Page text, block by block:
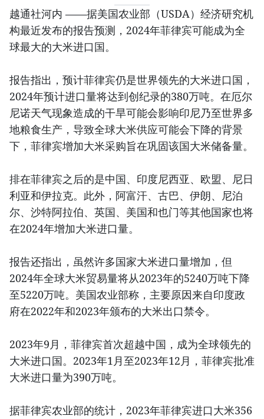
越通社河内 ——据美国农业部（USDA）经济研究机
构最近发布的报告预测，2024年菲律宾可能成为全
球最大的大米进口国。
报告指出，预计菲律宾仍是世界领先的大米进口国，
2024年预计进口量将达到创纪录的380万吨。在厄尔
尼诺天气现象造成的干旱可能会影响印尼乃至世界多
地粮食生产，导致全球大米供应可能会下降的背景
下，菲律宾增加大米采购旨在巩固该国大米储备量。
排在菲律宾之后的是中国、印度尼西亚、欧盟、尼日
利亚和伊拉克。此外，阿富汗、古巴、伊朗、尼泊
尔、沙特阿拉伯、英国、美国和也门等其他国家也将
在2024年增加大米进口量。
报告还指出，虽然许多国家大米进口量增加，但
2024年全球大米贸易量将从2023年的5240万吨下降
至5220万吨。美国农业部称，主要原因来自印度政
府在2022年和2023年颁布的大米出口禁令。
2023年9月，菲律宾首次超越中国，成为全球领先的
大米进口国。2023年1月至2023年12月，菲律宾批准
大米进口量为390万吨。
据菲律宾农业部的统计，2023年菲律宾进口大米356